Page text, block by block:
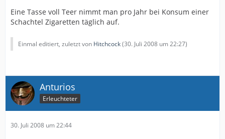
Eine Tasse voll Teer nimmt man pro Jahr bei Konsum einer
Schachtel Zigaretten täglich auf.
Einmal editiert, zuletzt von Hitchcock(30. Juli 2008 um 22:27)
Anturios
Erleuchteter
30. Juli 2008 um 22:44